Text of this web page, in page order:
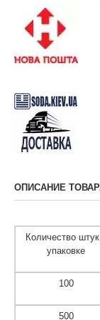
ОПИСАНИЕ
Количество
упаковке
100
500